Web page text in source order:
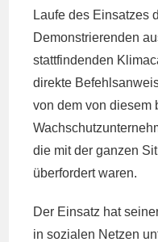
Laufe des Einsatzes
Demonstrierenden
stattfindenden
direkte
von dem von diesem
die mit der ganzen
überfordert waren.
Der Einsatz hat
in sozialen Netzen